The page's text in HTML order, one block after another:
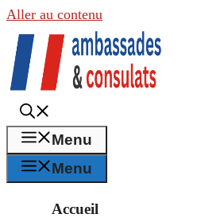
Aller au contenu
Menu
Menu
Accueil